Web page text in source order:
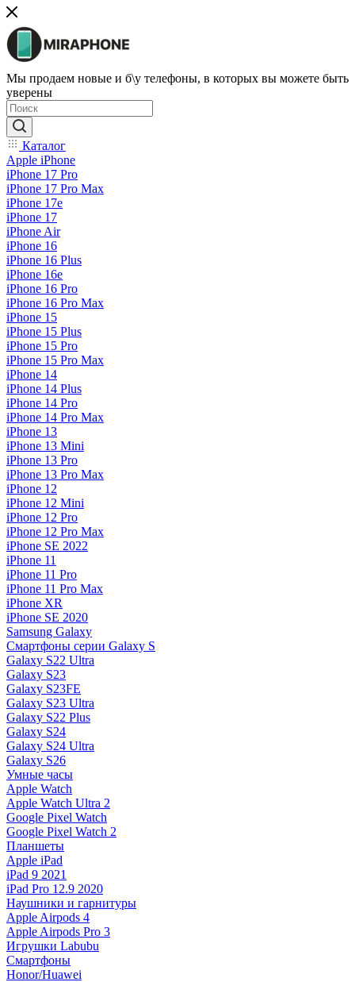
Мы продаем новые и б\у телефоны, в которых вы можете быть
уверены
Каталог
Apple iPhone
iPhone 17 Pro
iPhone 17 Pro Max
iPhone 17e
iPhone 17
iPhone Air
iPhone 16
iPhone 16 Plus
iPhone 16e
iPhone 16 Pro
iPhone 16 Pro Max
iPhone 15
iPhone 15 Plus
iPhone 15 Pro
iPhone 15 Pro Max
iPhone 14
iPhone 14 Plus
iPhone 14 Pro
iPhone 14 Pro Max
iPhone 13
iPhone 13 Mini
iPhone 13 Pro
iPhone 13 Pro Max
iPhone 12
iPhone 12 Mini
iPhone 12 Pro
iPhone 12 Pro Max
iPhone SE 2022
iPhone 11
iPhone 11 Pro
iPhone 11 Pro Max
iPhone XR
iPhone SE 2020
Samsung Galaxy
Смартфоны серии Galaxy S
Galaxy S22 Ultra
Galaxy S23
Galaxy S23FE
Galaxy S23 Ultra
Galaxy S22 Plus
Galaxy S24
Galaxy S24 Ultra
Galaxy S26
Умные часы
Apple Watch
Apple Watch Ultra 2
Google Pixel Watch
Google Pixel Watch 2
Планшеты
Apple iPad
iPad 9 2021
iPad Pro 12.9 2020
Наушники и гарнитуры
Apple Airpods 4
Apple Airpods Pro 3
Игрушки Labubu
Смартфоны
Honor/Huawei